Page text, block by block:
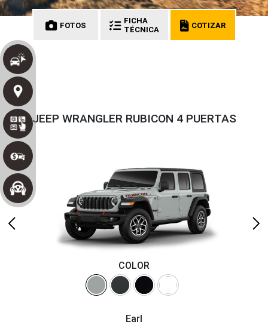
FOTOS
FICHA
TÉCNICA
COTIZAR
JEEP WRANGLER RUBICON 4 PUERTAS
COLOR
Earl